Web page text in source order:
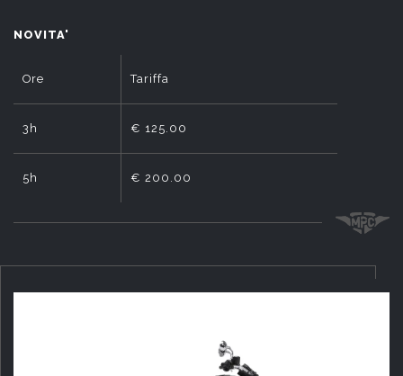
NOVITA'
Ore Tariffa
3h € 125.00
5h € 200.00